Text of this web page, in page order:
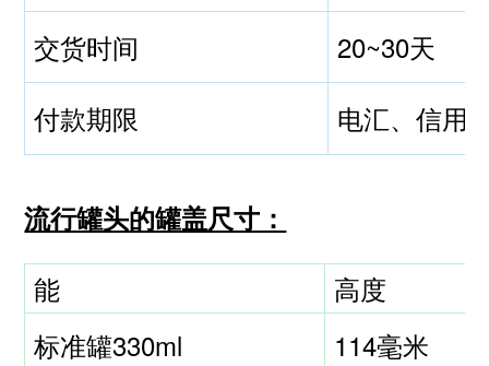
交货时间
20~30天
付款期限
电汇、信用
流行罐头的罐盖尺寸：
能
高度
标准罐330ml
114毫米